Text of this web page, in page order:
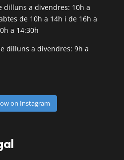
dilluns a divendres: 10h a
de 10h a 14h i de 16h a
a 14:30h
dilluns a divendres: 9h a
on Instagram